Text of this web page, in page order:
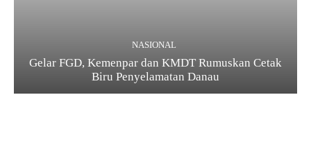
NASIONAL
Gelar FGD, Kemenpar dan KMDT Rumuskan Cetak
Biru Penyelamatan Danau